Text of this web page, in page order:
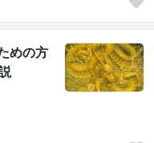
めの方